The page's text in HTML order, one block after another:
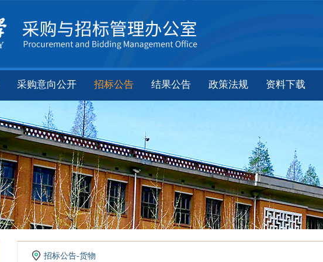
采购意向公开 招标公告 结果公告 政策法规 资料下载
招标公告-货物